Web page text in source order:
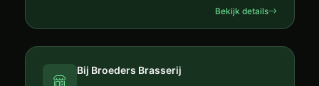
Bekijk details
Bij Broeders Brasserij